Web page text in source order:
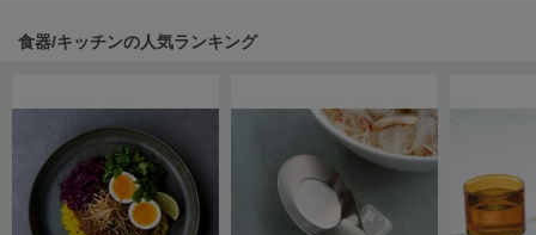
ハンター
ホカ オネオネ
KEEN
キーン
食器/キッチンの人気ランキング